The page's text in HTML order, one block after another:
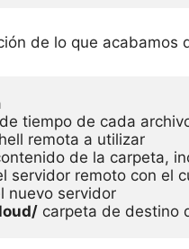
de lo que acabamos
tiempo de cada
remota a utilizar
de la carpeta,
servidor remoto con el
nuevo servidor
carpeta de destino